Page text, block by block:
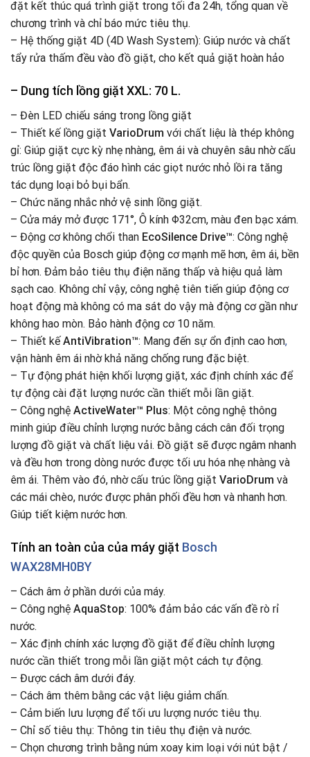
đặt kết thúc quá trình giặt trong tối đa 24h, tổng quan về
chương trình và chỉ báo mức tiêu thụ.
– Hệ thống giặt 4D (4D Wash System): Giúp nước và chất
tẩy rửa thấm đều vào đồ giặt, cho kết quả giặt hoàn hảo
– Dung tích lồng giặt XXL: 70 L.
– Đèn LED chiếu sáng trong lồng giặt
– Thiết kế lồng giặt VarioDrum với chất liệu là thép không
gỉ: Giúp giặt cực kỳ nhẹ nhàng, êm ái và chuyên sâu nhờ cấu
trúc lồng giặt độc đáo hình các giọt nước nhỏ lồi ra tăng
tác dụng loại bỏ bụi bẩn.
– Chức năng nhắc nhở vệ sinh lồng giặt.
– Cửa máy mở được 171°, Ô kính Φ32cm, màu đen bạc xám.
– Động cơ không chổi than EcoSilence Drive™: Công nghệ
độc quyền của Bosch giúp động cơ mạnh mẽ hơn, êm ái, bền
bỉ hơn. Đảm bảo tiêu thụ điện năng thấp và hiệu quả làm
sạch cao. Không chỉ vậy, công nghệ tiên tiến giúp động cơ
hoạt động mà không có ma sát do vậy mà động cơ gần như
không hao mòn. Bảo hành động cơ 10 năm.
– Thiết kếAntiVibration™: Mang đến sự ổn định cao hơn,
vận hành êm ái nhờ khả năng chống rung đặc biệt.
– Tự động phát hiện khối lượng giặt, xác định chính xác để
tự động cài đặt lượng nước cần thiết mỗi lần giặt.
– Công nghệ ActiveWater™ Plus: Một công nghệ thông
minh giúp điều chỉnh lượng nước bằng cách cân đối trọng
lượng đồ giặt và chất liệu vải. Đồ giặt sẽ được ngâm nhanh
và đều hơn trong dòng nước được tối ưu hóa nhẹ nhàng và
êm ái. Thêm vào đó, nhờ cấu trúc lồng giặt VarioDrum và
các mái chèo, nước được phân phối đều hơn và nhanh hơn.
Giúp tiết kiệm nước hơn.
Tính an toàn của của máy giặt Bosch
WAX28MH0BY
– Cách âm ở phần dưới của máy.
– Công nghệ AquaStop: 100% đảm bảo các vấn đề rò rỉ
nước.
– Xác định chính xác lượng đồ giặt để điều chỉnh lượng
nước cần thiết trong mỗi lần giặt một cách tự động.
– Được cách âm dưới đáy.
– Cách âm thêm bằng các vật liệu giảm chấn.
– Cảm biến lưu lượng để tối ưu lượng nước tiêu thụ.
– Chỉ số tiêu thụ: Thông tin tiêu thụ điện và nước.
– Chọn chương trình bằng núm xoay kim loại với nút bật /